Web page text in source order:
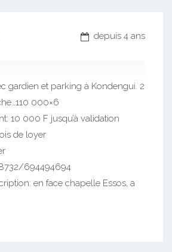
depuis 4 ans
gardien et parking à Kondengui. 2
000×6
10 000 F jusqu’à validation
de loyer
694494694
en face chapelle Essos, a